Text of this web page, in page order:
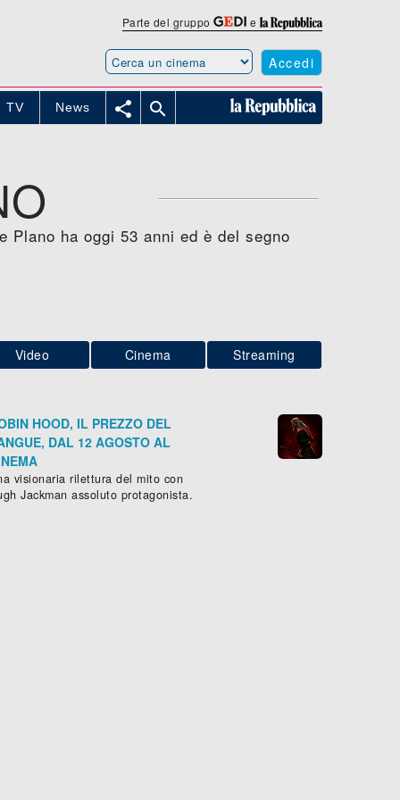
Parte del gruppo e
Accedi
TV News  
ha oggi 53 anni ed è del segno
Video Cinema Streaming
HOOD, IL PREZZO DEL
DAL 12 AGOSTO AL
visionaria rilettura del mito con
Jackman assoluto protagonista.